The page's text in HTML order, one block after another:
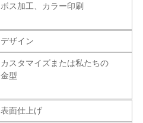
ボス加工、カラー印刷
デザイン
カスタマイズまたは私たちの
金型
表面仕上げ